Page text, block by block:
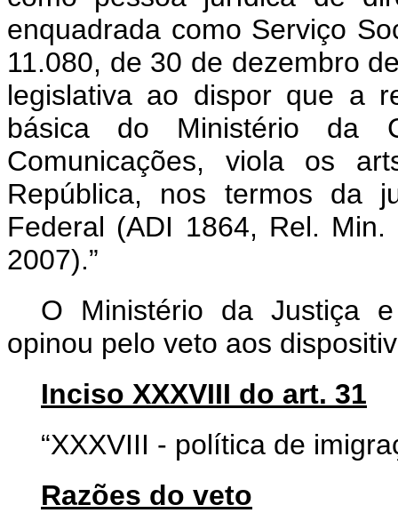
enquadrada como Serviço
11.080, de 30 de dezembro
legislativa ao dispor que a
básica do Ministério da
Comunicações, viola os
República, nos termos da
Federal (ADI 1864, Rel.
2007).”
O Ministério da Justiça
opinou pelo veto aos
Inciso XXXVIII do art. 31
“XXXVIII - política de
Razões do veto